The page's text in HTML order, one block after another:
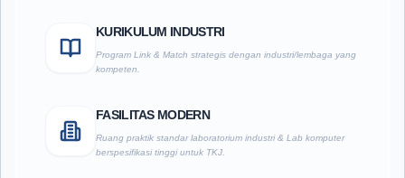
KURIKULUM INDUSTRI
Program Link & Match strategis dengan industri/lembaga yang
kompeten.
FASILITAS MODERN
Ruang praktik standar laboratorium industri & Lab komputer
berspesifikasi tinggi untuk TKJ.